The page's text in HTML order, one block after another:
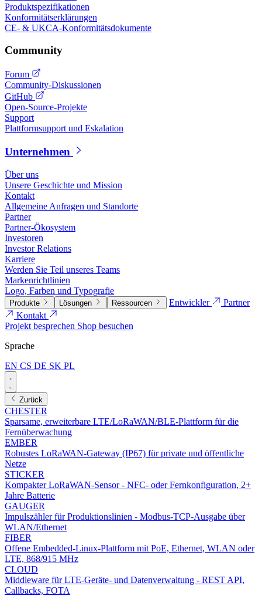
Produktspezifikationen
Konformitätserklärungen
CE- & UKCA-Konformitätsdokumente
Community
Forum
Community-Diskussionen
GitHub
Open-Source-Projekte
Support
Plattformsupport und Eskalation
Unternehmen
Über uns
Unsere Geschichte und Mission
Kontakt
Allgemeine Anfragen und Standorte
Partner
Partner-Ökosystem
Investoren
Investor Relations
Karriere
Werden Sie Teil unseres Teams
Markenrichtlinien
Logo, Farben und Typografie
Produkte Lösungen Ressourcen Entwickler
Partner
Kontakt
Projekt besprechen Shop besuchen
Sprache
EN CS DE SK PL
Zurück
CHESTER
Sparsame, erweiterbare LTE/LoRaWAN/BLE-Plattform für die
Fernüberwachung
EMBER
Robustes LoRaWAN-Gateway (IP67) für private und öffentliche
Netze
STICKER
Kompakter LoRaWAN-Sensor - NFC- oder Fernkonfiguration, 2+
Jahre Batterie
GAUGER
Impulszähler für Produktionslinien - Modbus-TCP-Ausgabe über
WLAN/Ethernet
FIBER
Offene Embedded-Linux-Plattform mit PoE, Ethernet, WLAN oder
LTE, 868/915 MHz
CLOUD
Middleware für LTE-Geräte- und Datenverwaltung - REST API,
Callbacks, FOTA